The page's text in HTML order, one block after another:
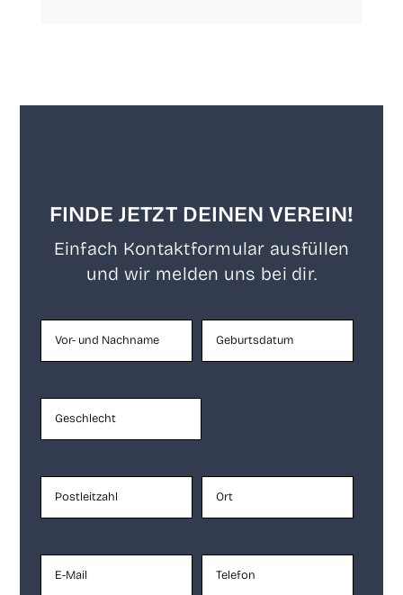
FINDE JETZT DEINEN VEREIN!
Ein­fach Kon­takt­for­mu­lar aus­fül­len
und wir mel­den uns bei dir.